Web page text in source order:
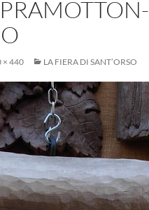
× 440 LA FIERA DI SANT’ORSO